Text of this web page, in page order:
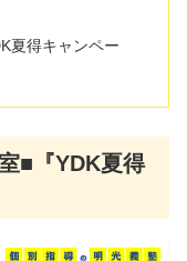
夏得キャンペー
■『YDK夏得